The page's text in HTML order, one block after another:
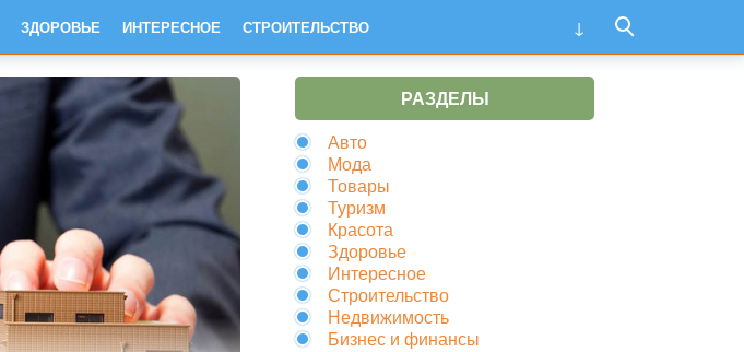
ЗДОРОВЬЕ ИНТЕРЕСНОЕ СТРОИТЕЛЬСТВО
РАЗДЕЛЫ
Авто
Мода
Товары
Туризм
Красота
Здоровье
Интересное
Строительство
Недвижимость
Бизнес и финансы